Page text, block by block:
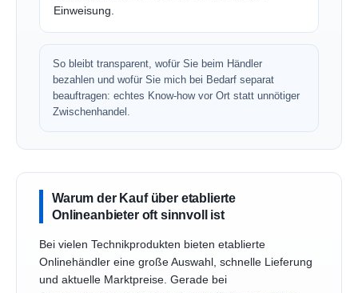
Einweisung.
So bleibt transparent, wofür Sie beim Händler
bezahlen und wofür Sie mich bei Bedarf separat
beauftragen: echtes Know-how vor Ort statt unnötiger
Zwischenhandel.
Warum der Kauf über etablierte
Onlineanbieter oft sinnvoll ist
Bei vielen Technikprodukten bieten etablierte
Onlinehändler eine große Auswahl, schnelle Lieferung
und aktuelle Marktpreise. Gerade bei